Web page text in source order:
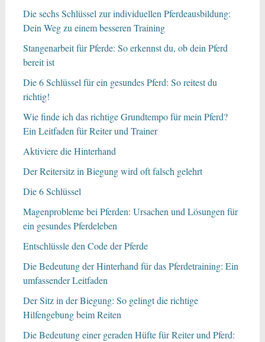
Die sechs Schlüssel zur individuellen Pferdeausbildung:
Dein Weg zu einem besseren Training
Stangenarbeit für Pferde: So erkennst du, ob dein Pferd
bereit ist
Die 6 Schlüssel für ein gesundes Pferd: So reitest du
richtig!
Wie finde ich das richtige Grundtempo für mein Pferd?
Ein Leitfaden für Reiter und Trainer
Aktiviere die Hinterhand
Der Reitersitz in Biegung wird oft falsch gelehrt
Die 6 Schlüssel
Magenprobleme bei Pferden: Ursachen und Lösungen für
ein gesundes Pferdeleben
Entschlüssle den Code der Pferde
Die Bedeutung der Hinterhand für das Pferdetraining: Ein
umfassender Leitfaden
Der Sitz in der Biegung: So gelingt die richtige
Hilfengebung beim Reiten
Die Bedeutung einer geraden Hüfte für Reiter und Pferd: